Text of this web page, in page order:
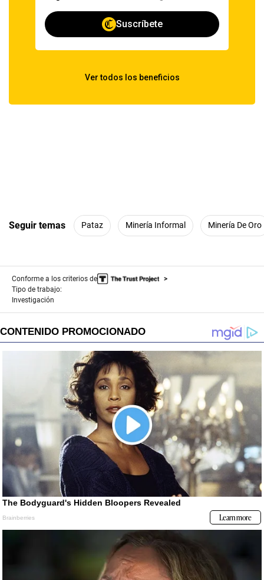
Seguir temas Pataz Minería Informal Minería De Oro
Conforme a los criterios de
Tipo de trabajo:
Investigación